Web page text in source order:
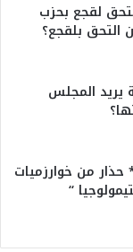
لقجع بحزب
التحق بلقجع؟
يريد المجلس
من خوارزميات
“